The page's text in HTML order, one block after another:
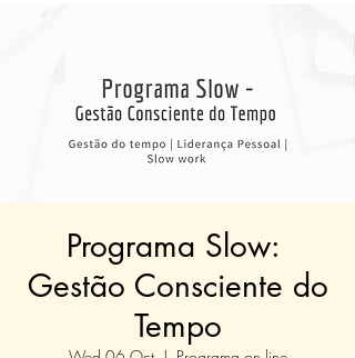
Programa Slow: ​
Gestão Consciente do
Tempo